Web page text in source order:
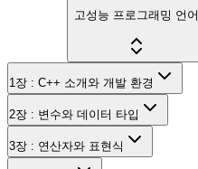
고성능 프로그래밍 언어
1장 : C++ 소개와 개발 환경
2장 : 변수와 데이터 타입
3장 : 연산자와 표현식